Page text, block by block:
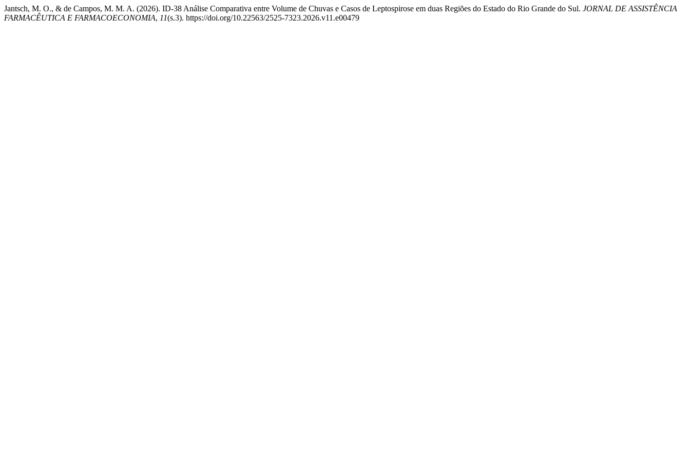
Jantsch, M. O., & de Campos, M. M. A. (2026). ID-38 Análise Comparativa entre Volume de Chuvas e Casos de Leptospirose em duas Regiões do Estado do Rio Grande do Sul. JORNAL DE ASSISTÊNCIA
FARMACÊUTICA E FARMACOECONOMIA, 11(s.3). https://doi.org/10.22563/2525-7323.2026.v11.e00479